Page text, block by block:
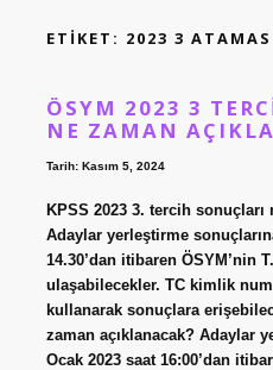
ETIKET: 2023 3
ÖSYM 2023 3
NE ZAMAN
Tarih: Kasım 5, 2024
KPSS 2023 3. tercih sonuçları
Adaylar yerleştirme
14.30’dan itibaren ÖSYM’nin
ulaşabilecekler. TC kimlik
kullanarak sonuçlara
zaman açıklanacak? Adaylar
Ocak 2023 saat 16:00’dan